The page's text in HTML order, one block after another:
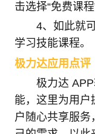
击选择“免费课
4、如此就
学习技能课程。
极力达应用点评
极力达
能，这里为用户
户随心共享服务